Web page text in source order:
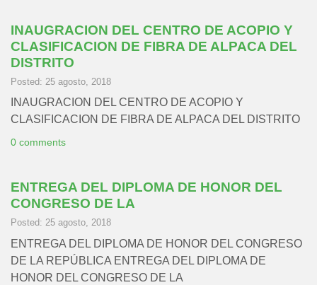
INAUGRACION DEL CENTRO DE ACOPIO Y
CLASIFICACION DE FIBRA DE ALPACA DEL
DISTRITO
Posted: 25 agosto, 2018
INAUGRACION DEL CENTRO DE ACOPIO Y
CLASIFICACION DE FIBRA DE ALPACA DEL DISTRITO
0 comments
ENTREGA DEL DIPLOMA DE HONOR DEL
CONGRESO DE LA
Posted: 25 agosto, 2018
ENTREGA DEL DIPLOMA DE HONOR DEL CONGRESO
DE LA REPÚBLICA ENTREGA DEL DIPLOMA DE
HONOR DEL CONGRESO DE LA